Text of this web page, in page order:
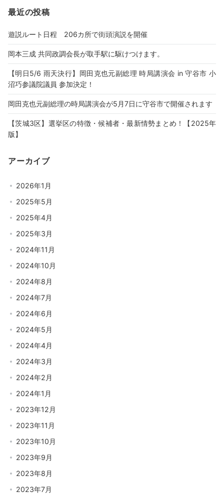
最近の投稿
遊説ルート日程 206カ所で街頭演説を開催
岡本三成 共同政調会長が取手駅に駆けつけます。
【明日5/6 雨天決行】岡田克也元副総理 時局講演会 in 守谷市 小
沼巧参議院議員 参加決定！
岡田克也元副総理の時局講演会が5月7日に守谷市で開催されます
【茨城3区】選挙区の特徴・候補者・最新情勢まとめ！【2025年
版】
アーカイブ
2026年1月
2025年5月
2025年4月
2025年3月
2024年11月
2024年10月
2024年8月
2024年7月
2024年6月
2024年5月
2024年4月
2024年3月
2024年2月
2024年1月
2023年12月
2023年11月
2023年10月
2023年9月
2023年8月
2023年7月